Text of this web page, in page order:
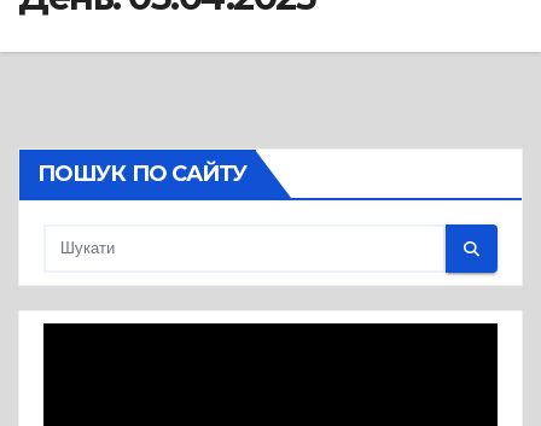
ПОШУК ПО САЙТУ